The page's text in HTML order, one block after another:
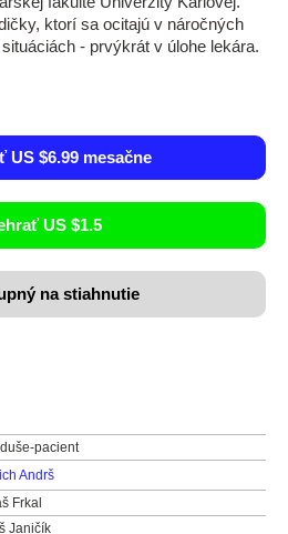
ktorí sa ocitajú v náročných
- prvýkrát v úlohe lekára.
US $6.99 mesačne
US $1.5
na stiahnutie
pacient
Andrš
Frkal
Janičík